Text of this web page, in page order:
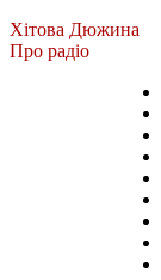
Хітова Дюжина
Про радіо